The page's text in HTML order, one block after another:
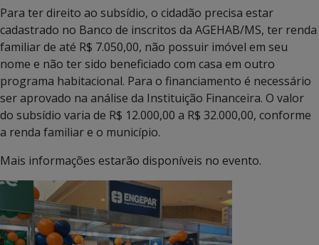
Para ter direito ao subsídio, o cidadão precisa estar
cadastrado no Banco de inscritos da AGEHAB/MS, ter renda
familiar de até R$ 7.050,00, não possuir imóvel em seu
nome e não ter sido beneficiado com casa em outro
programa habitacional. Para o financiamento é necessário
ser aprovado na análise da Instituição Financeira. O valor
do subsídio varia de R$ 12.000,00 a R$ 32.000,00, conforme
a renda familiar e o município.
Mais informações estarão disponíveis no evento.